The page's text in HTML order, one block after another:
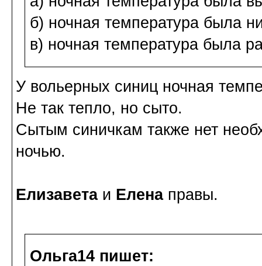
б) ночная температура была
в) ночная температура была
У вольерных синиц ночная
Не так тепло, но сыто.
Сытым синичкам также нет
ночью.
Елизаветаи Елена правы.
Ольга14 пишет: